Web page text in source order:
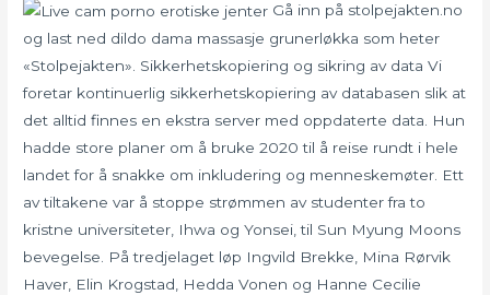
Gå inn på stolpejakten.no
og last ned dildo dama massasje grunerløkka som heter
«Stolpejakten». Sikkerhetskopiering og sikring av data Vi
foretar kontinuerlig sikkerhetskopiering av databasen slik at
det alltid finnes en ekstra server med oppdaterte data. Hun
hadde store planer om å bruke 2020 til å reise rundt i hele
landet for å snakke om inkludering og menneskemøter. Ett
av tiltakene var å stoppe strømmen av studenter fra to
kristne universiteter, Ihwa og Yonsei, til Sun Myung Moons
bevegelse. På tredjelaget løp Ingvild Brekke, Mina Rørvik
Haver, Elin Krogstad, Hedda Vonen og Hanne Cecilie